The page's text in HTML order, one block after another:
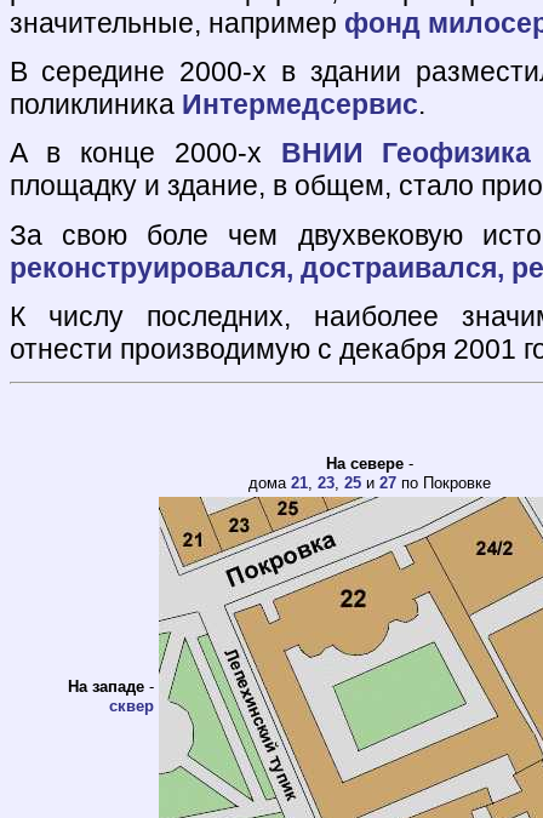
значительные, например фонд
В середине 2000-х в здании
поликлиника Интермедсервис.
А в конце 2000-х ВНИИ Геофизика
площадку и здание, в общем, стало
За свою боле чем двухвековую
реконструировался, достраивался,
К числу последних, наиболее
отнести производимую с декабря 2001
На севере -
дома 21 23 25 и 27 по Покровке
На западе-
сквер